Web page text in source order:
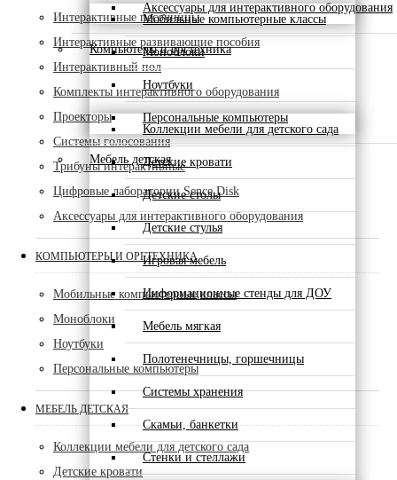
Аксессуары для интерактивного оборудования
Компьютеры и оргтехника
Мобильные компьютерные классы
Моноблоки
Ноутбуки
Персональные компьютеры
Мебель детская
Коллекции мебели для детского сада
Детские кровати
Детские столы
Детские стулья
Игровая мебель
Информационные стенды для ДОУ
Мебель мягкая
Полотенечницы, горшечницы
Системы хранения
Скамьи, банкетки
Стенки и стеллажи
Интерактивные песочницы
Интерактивные развивающие пособия
Интерактивный пол
Комплекты интерактивного оборудования
Проекторы
Системы голосования
Трибуны интерактивные
Цифровые лаборатории Sence Disk
Аксессуары для интерактивного оборудования
КОМПЬЮТЕРЫ И ОРГТЕХНИКА
Мобильные компьютерные классы
Моноблоки
Ноутбуки
Персональные компьютеры
МЕБЕЛЬ ДЕТСКАЯ
Коллекции мебели для детского сада
Детские кровати